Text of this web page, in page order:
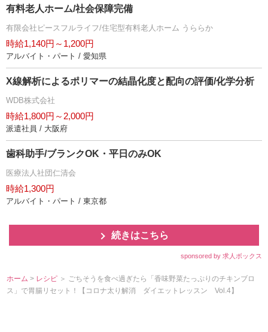
有料老人ホーム/社会保障完備
有限会社ピースフルライフ/住宅型有料老人ホーム うららか
時給1,140円～1,200円
アルバイト・パート / 愛知県
X線解析によるポリマーの結晶化度と配向の評価/化学分析
WDB株式会社
時給1,800円～2,000円
派遣社員 / 大阪府
歯科助手/ブランクOK・平日のみOK
医療法人社団仁清会
時給1,300円
アルバイト・パート / 東京都
続きはこちら
sponsored by 求人ボックス
ホーム > レシピ ＞ ごちそうを食べ過ぎたら「香味野菜たっぷりのチキンブロ
ス」で胃腸リセット！【コロナ太り解消 ダイエットレッスン Vol.4】